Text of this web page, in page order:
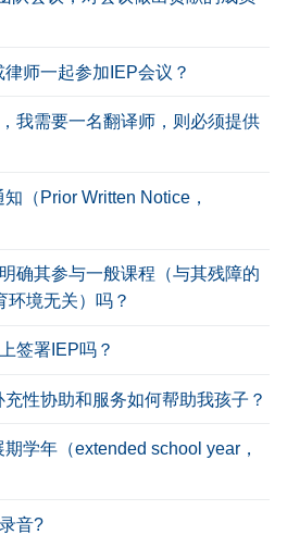
师一起参加IEP会议？
我需要一名翻译师，则必须提供
（Prior Written Notice，
确其参与一般课程（与其残障的
环境无关）吗？
签署IEP吗？
性协助和服务如何帮助我孩子？
学年（extended school year，
音?